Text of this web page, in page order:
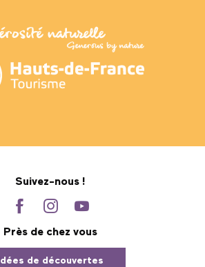
Suivez-nous !
Près de chez vous
Idées de découvertes